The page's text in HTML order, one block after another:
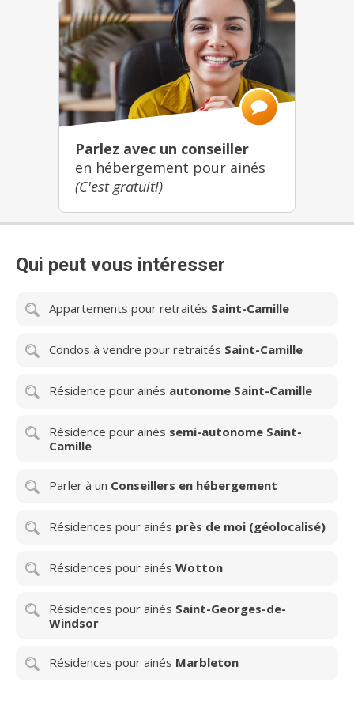
Parlez avec un conseiller
en hébergement pour ainés
(C'est gratuit!)
Qui peut vous intéresser
Appartements pour retraités Saint-Camille
Condos à vendre pour retraités Saint-Camille
Résidence pour ainés autonome Saint-Camille
Résidence pour ainés semi-autonome Saint-
Camille
Parler à un Conseillers en hébergement
Résidences pour ainés près de moi (géolocalisé)
Résidences pour ainés Wotton
Résidences pour ainés Saint-Georges-de-
Windsor
Résidences pour ainés Marbleton